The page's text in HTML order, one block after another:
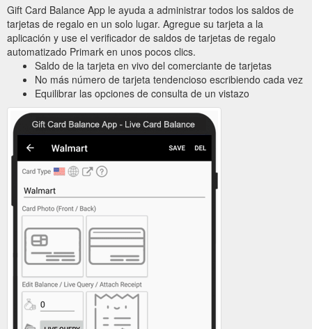
Gift Card Balance App le ayuda a administrar todos los saldos de
tarjetas de regalo en un solo lugar. Agregue su tarjeta a la
aplicación y use el verificador de saldos de tarjetas de regalo
automatizado Primark en unos pocos clics.
Saldo de la tarjeta en vivo del comerciante de tarjetas
No más número de tarjeta tendencioso escribiendo cada vez
Equilibrar las opciones de consulta de un vistazo